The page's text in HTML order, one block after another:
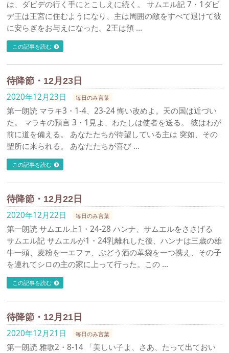
は、ダビデの行く手にとこしえに続く。 サムエル記 7・1ダビ
デ王は王宮に住むようになり、主は周囲の敵をすべて退けて彼
に安らぎをお与えになった。2王は預 …
この記事を読む
待降節・12月23日
2020年12月23日 毎日のみ言葉
第一朗読 マラキ3・1-4、23-24 悔い改めよ。天の国は近づい
た。 マラキの預言 3・1見よ、わたしは使者を送る。 彼はわが
前に道を備える。 あなたたちが待望している主は 突如、その
聖所に来られる。 あなたたちが喜び …
この記事を読む
待降節・12月22日
2020年12月22日 毎日のみ言葉
第一朗読 サムエル上1・24-28 ハンナ、サムエルをささげる
サムエル記 サムエルが1・24乳離れした後、ハンナは三歳の雄
牛一頭、麦粉を一エファ、ぶどう酒の革袋を一つ携え、その子
を連れてシロの主の家に上って行った。この …
この記事を読む
待降節・12月21日
2020年12月21日 毎日のみ言葉
第一朗読 雅歌2・8-14 「美しい子よ、さあ、たって出ておい